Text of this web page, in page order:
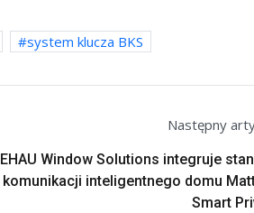
system klucza BKS
Następny
Window Solutions integruje
komunikacji inteligentnego domu
Smart